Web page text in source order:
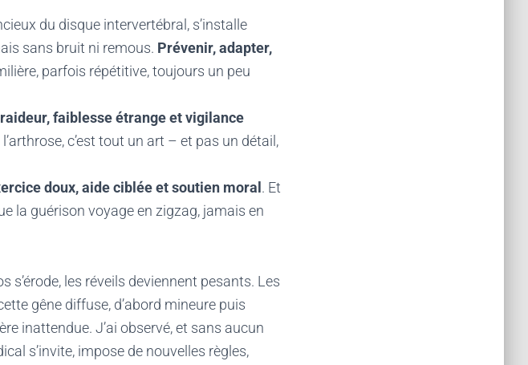
du disque intervertébral, s’installe
sans bruit ni remous. Prévenir, adapter,
parfois répétitive, toujours un peu
faiblesse étrange et vigilance
c’est tout un art – et pas un détail,
doux, aide ciblée et soutien moral . Et
la guérison voyage en zigzag, jamais en
s’érode, les réveils deviennent pesants. Les
gêne diffuse, d’abord mineure puis
inattendue. J’ai observé, et sans aucun
s’invite, impose de nouvelles règles,